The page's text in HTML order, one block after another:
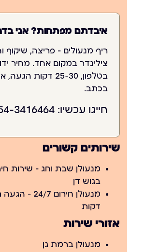
איבדתם מפתחות? אני
ריף מנעולים — פריצה, שיקוף
צילינדר במקום אחד. מחיר
בטלפון, 25-30 דקות
בכתב.
חייגו עכשיו: 3416464
שירותים קשורים
בגוש דן
דקות
אזורי שירות
מנעולן ברמת גן